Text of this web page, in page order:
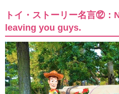
トイ・ストーリー名言⑫
leaving you guys.